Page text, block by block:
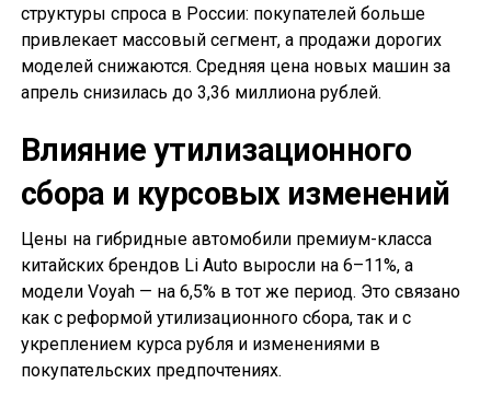
структуры спроса в России: покупателей больше
привлекает массовый сегмент, а продажи дорогих
моделей снижаются. Средняя цена новых машин за
апрель снизилась до 3,36 миллиона рублей.
Влияние утилизационного
сбора и курсовых изменений
Цены на гибридные автомобили премиум-класса
китайских брендов Li Auto выросли на 6–11%, а
модели Voyah — на 6,5% в тот же период. Это связано
как с реформой утилизационного сбора, так и с
укреплением курса рубля и изменениями в
покупательских предпочтениях.